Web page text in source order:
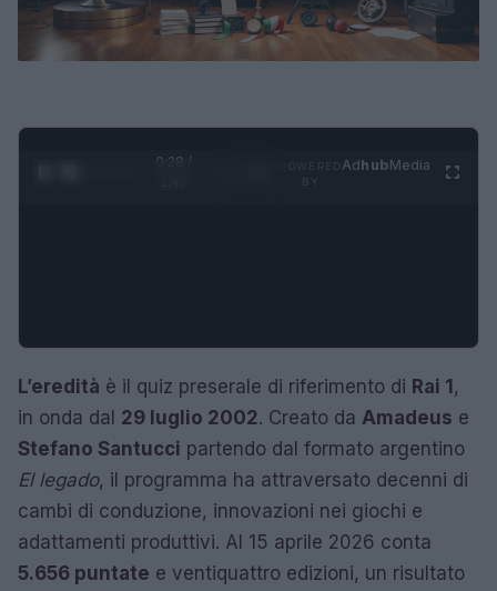
0:29 /
AdhubMedia
L’eredità è il quiz preserale di riferimento di Rai 1,
in onda dal 29 luglio 2002. Creato da Amadeus e
Stefano Santucci partendo dal formato argentino
El legado, il programma ha attraversato decenni di
cambi di conduzione, innovazioni nei giochi e
adattamenti produttivi. Al 15 aprile 2026 conta
5.656 puntate e ventiquattro edizioni, un risultato